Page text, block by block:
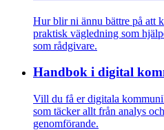
Hur blir ni ännu bättre på att
praktisk vägledning som
som rådgivare.
Handbok i digital
Vill du få er digitala
som täcker allt från analys
genomförande.